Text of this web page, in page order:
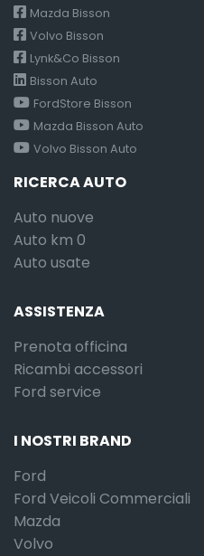
Mazda Bisson
Volvo Bisson
Lynk&Co Bisson
Bisson Auto
FordStore Bisson
Mazda Bisson Auto
Volvo Bisson Auto
RICERCA AUTO
Auto nuove
Auto km 0
Auto usate
ASSISTENZA
Prenota officina
Ricambi accessori
Ford service
I NOSTRI BRAND
Ford
Ford Veicoli Commerciali
Mazda
Volvo